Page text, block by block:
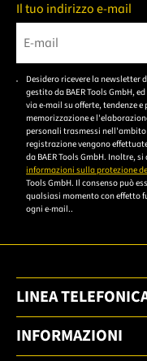
Il tuo indirizzo e-mail
Bitte geben Sie eine
Desidero ricevere la newsletter
gestito da BAER Tools GmbH,
via e-mail su offerte, tendenze
memorizzazione e
personali trasmessi nell'ambito
registrazione vengono
da BAER Tools GmbH. Inoltre,
informazioni sulla protezione
Tools GmbH. Il consenso può
qualsiasi momento con effetto
ogni e-mail..
LINEA
INFORMAZIONI